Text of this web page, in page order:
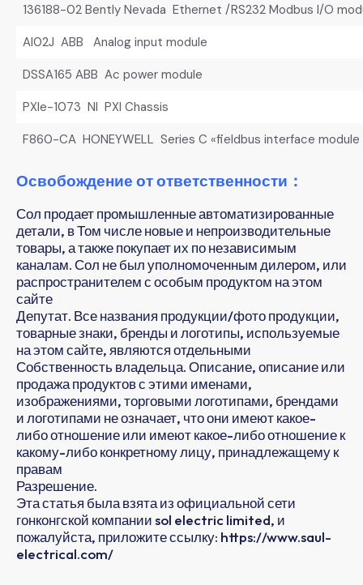
136188-02 Bently Nevada Ethernet /RS232 Modbus I/O
AI02J ABB Analog input module
DSSA165 ABB Ac power module
PXIe-1073 NI PXI Chassis
F860-CA HONEYWELL Series C «fieldbus interface module
Освобождение от ответственности：
Сол продает промышленные автоматизированные
детали, в Том числе новые и непроизводительные
товары, а также покупает их по независимым
каналам. Сол не был уполномоченным дилером, или
распространителем с особым продуктом на этом
сайте
Депутат. Все названия продукции/фото продукции,
товарные знаки, бренды и логотипы, используемые
на этом сайте, являются отдельными
Собственность владельца. Описание, описание или
продажа продуктов с этими именами,
изображениями, торговыми логотипами, брендами
и логотипами не означает, что они имеют какое-
либо отношение или имеют какое-либо отношение к
какому-либо конкретному лицу, принадлежащему к
правам
Разрешение.
Эта статья была взята из официальной сети
гонконгской компании sol electric limited, и
пожалуйста, приложите ссылку: https://www.saul-
electrical.com/